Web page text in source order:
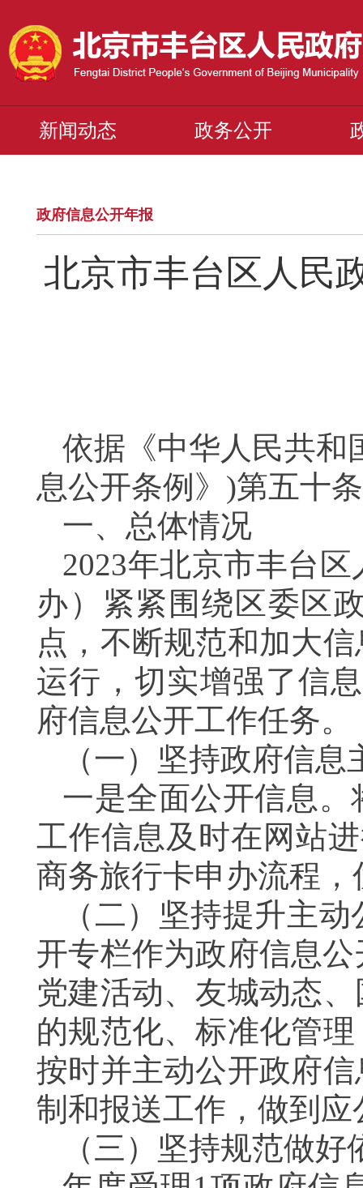
新闻动态 政务公开
政府信息公开年报
北京市丰台区人民
依据《中华人民共和
息公开条例》)第五十
一、总体情况
2023年北京市丰台
办）紧紧围绕区委区
点，不断规范和加大
运行，切实增强了信
府信息公开工作任务。
（一） 坚持政府信息
一是全面公开信息
工作信息及时在网站
商务旅行卡申办流程
（二）坚持提升主
开专栏作为政府信息
党建活动、友城动态
的规范化、标准化管
按时并主动公开政府
制和报送工作，做到
（三）坚持规范做